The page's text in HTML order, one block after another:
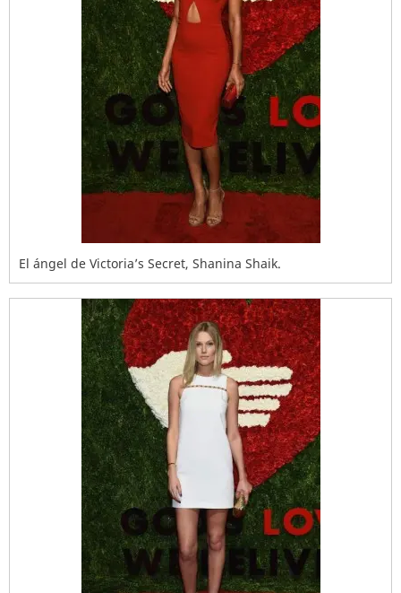
El ángel de Victoria’s Secret, Shanina Shaik.